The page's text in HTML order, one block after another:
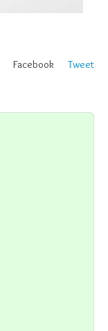
Tweet
Facebook